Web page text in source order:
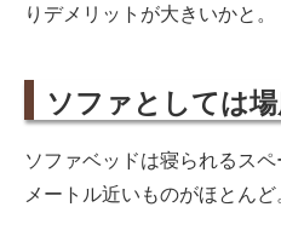
りデメリットが大きいかと。
ソファとしては
ソファベッドは寝られるス
メートル近いものがほとんど